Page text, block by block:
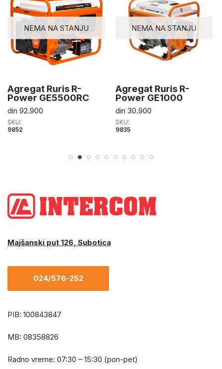
NEMA NA STANJU
Agregat Ruris R-
Power GE5500RC
din 92.900
SKU:
9852
NEMA NA STANJU
Agregat Ruris R-
Power GE1000
din 30.900
SKU:
9835
Majšanski put 126, Subotica
024/576-252
PIB: 100843847
MB: 08358826
Radno vreme: 07:30 – 15:30 (pon-pet)